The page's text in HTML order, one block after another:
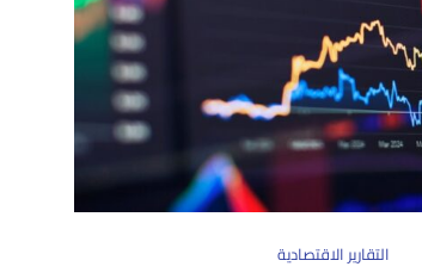
التقارير الاقتصادية